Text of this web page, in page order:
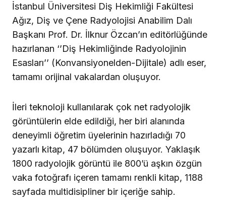
İstanbul Üniversitesi Diş Hekimliği Fakültesi
Ağız, Diş ve Çene Radyolojisi Anabilim Dalı
Başkanı Prof. Dr. İlknur Özcan’ın editörlüğünde
hazırlanan ‘’Diş Hekimliğinde Radyolojinin
Esasları’’ (Konvansiyonelden-Dijitale) adlı eser,
tamamı orijinal vakalardan oluşuyor.
İleri teknoloji kullanılarak çok net radyolojik
görüntülerin elde edildiği, her biri alanında
deneyimli öğretim üyelerinin hazırladığı 70
yazarlı kitap, 47 bölümden oluşuyor. Yaklaşık
1800 radyolojik görüntü ile 800’ü aşkın özgün
vaka fotoğrafı içeren tamamı renkli kitap, 1188
sayfada multidisipliner bir içeriğe sahip.